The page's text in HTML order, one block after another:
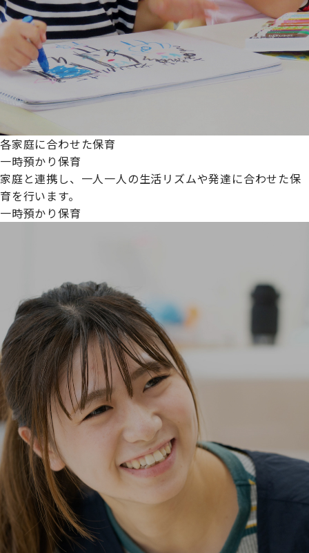
各家庭に合わせた保育
一時預かり保育
家庭と連携し、一人一人の生活リズムや発達に合わせた保
育を行います。
一時預かり保育